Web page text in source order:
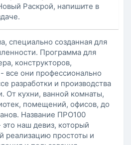
Раскрой, напишите в
специально созданная для
Программа для
конструкторов,
все они профессионально
разработки и производства
От кухни, ванной комнаты,
помещений, офисов, до
Название ПРО100
это наш девиз, который
реализацию простоты и